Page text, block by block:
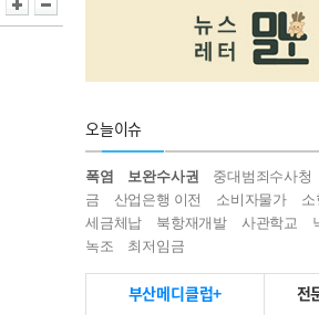
오늘이슈
폭염 보완수사권 중대범죄수사청
금
산업은행 이전 소비자물가
소
세금체납
북항재개발 사관학교
녹조
최저임금
부산메디클럽+ 전